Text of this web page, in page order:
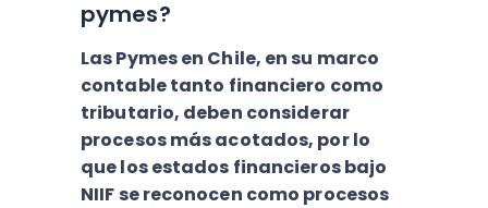
pymes?
Las Pymes en Chile, en su marco
contable tanto financiero como
tributario, deben considerar
procesos más acotados, por lo
que los estados financieros bajo
NIIF se reconocen como procesos